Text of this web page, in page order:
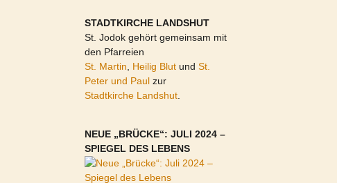
STADTKIRCHE LANDSHUT
St. Jodok gehört gemeinsam mit
den Pfarreien
St. Martin
Heilig Blut und St.
Peter und Paul zur
Stadtkirche Landshut
NEUE „BRÜCKE“: JULI 2024 –
SPIEGEL DES LEBENS